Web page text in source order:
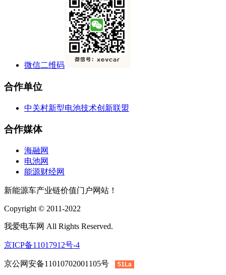
微信二维码
合作单位
中关村新型电池技术创新联盟
合作媒体
海融网
电池网
能源财经网
新能源车产业链价值门户网站！
Copyright © 2011-2022
我爱电车网 All Rights Reserved.
京ICP备11017912号-4
京公网安备11010702001105号 51La